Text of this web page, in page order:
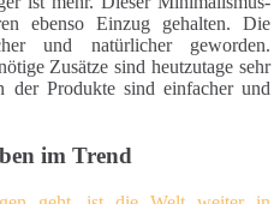
ebenso Einzug gehalten. Die
und natürlicher geworden.
Zusätze sind heutzutage sehr
der Produkte sind einfacher und
im Trend